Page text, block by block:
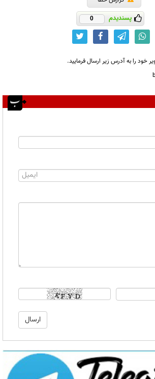
پسندیدم 0
خود را به آدرس زیر ارسال فرمایید.